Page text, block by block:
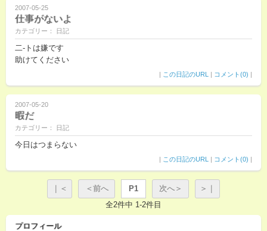
2007-05-25
仕事がないよ
カテゴリー： 日記
二-トは嫌です
助けてください
| この日記のURL | コメント(0) |
2007-05-20
暇だ
カテゴリー： 日記
今日はつまらない
| この日記のURL | コメント(0) |
｜＜ ＜前へ P1 次へ＞
＞｜
全2件中 1-2件目
プロフィール